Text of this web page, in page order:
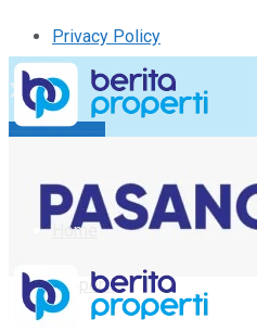
Privacy Policy
Kirim Tulisan
Logout
Home
Properti